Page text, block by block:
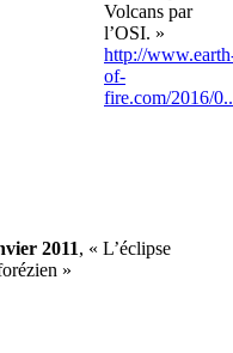
Volcans par
l’OSI. »
http://
of-
fire.com/2016/
2011, « L’éclipse
»